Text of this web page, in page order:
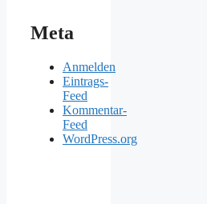
Meta
Anmelden
Eintrags-
Feed
Kommentar-
Feed
WordPress.org